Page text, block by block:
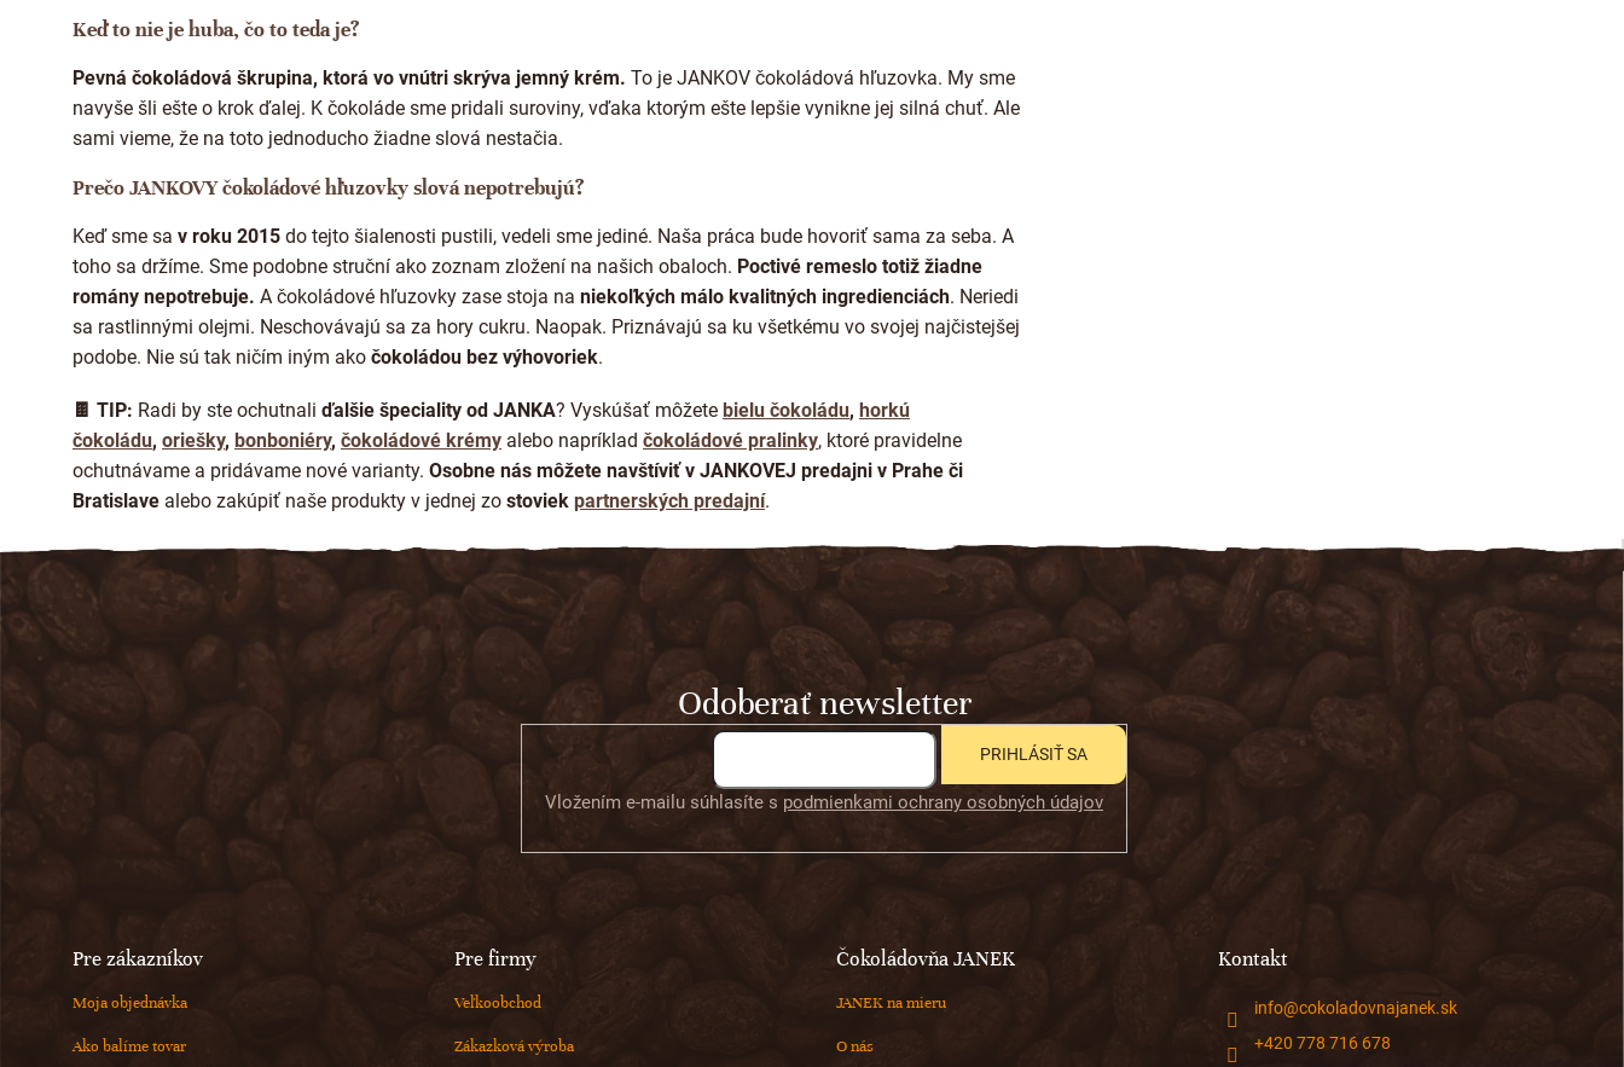
u
Keď to nie je huba, čo to teda je?
Pevná čokoládová škrupina, ktorá vo vnútri skrýva jemný krém. To je JANKOV čokoládová hľuzovka. My sme
navyše šli ešte o krok ďalej. K čokoláde sme pridali suroviny, vďaka ktorým ešte lepšie vynikne jej silná chuť. Ale
sami vieme, že na toto jednoducho žiadne slová nestačia.
Prečo JANKOVY čokoládové hľuzovky slová nepotrebujú?
Keď sme sa v roku 2015 do tejto šialenosti pustili, vedeli sme jediné. Naša práca bude hovoriť sama za seba. A
toho sa držíme. Sme podobne struční ako zoznam zložení na našich obaloch. Poctivé remeslo totiž žiadne
romány nepotrebuje. A čokoládové hľuzovky zase stoja na niekoľkých málo kvalitných ingredienciách. Neriedi
sa rastlinnými olejmi. Neschovávajú sa za hory cukru. Naopak. Priznávajú sa ku všetkému vo svojej najčistejšej
podobe. Nie sú tak ničím iným ako čokoládou bez výhovoriek.
🍫 TIP: Radi by ste ochutnali ďalšie špeciality od JANKA? Vyskúšať môžete bielu čokoládu, horkú
čokoládu, oriešky, bonboniéry, čokoládové krémy alebo napríklad čokoládové pralinky, ktoré pravidelne
ochutnávame a pridávame nové varianty. Osobne nás môžete navštíviť v JANKOVEJ predajni v Prahe či
Bratislave alebo zakúpiť naše produkty v jednej zo stoviek partnerských predajní.
Z
á
p
ä
Odoberať newsletter
Vložením e-mailu súhlasíte s podmienkami ochrany osobných údajov
PRIHLÁSIŤ SA
Pre zákazníkov
Moja objednávka
Ako balíme tovar
Pre firmy
Veľkoobchod
Zákazková výroba
Čokoládovňa JANEK
JANEK na mieru
O nás
Kontakt
info@cokoladovnajanek.sk
+420 778 716 678